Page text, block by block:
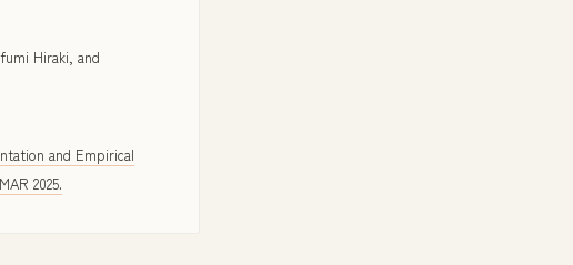
Hiraki, and
and Empirical
2025.